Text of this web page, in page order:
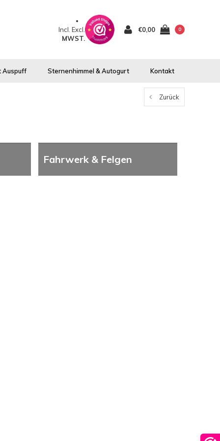
Incl. Excl.
MWST.
€0,00 0
Auspuff Sternenhimmel & Autogurt Kontakt
Zurück
Fahrwerk & Felgen